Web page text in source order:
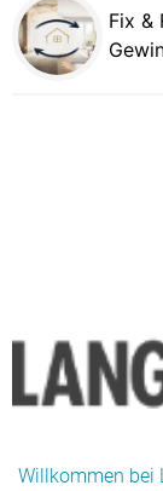
Fix &
Willkommen bei